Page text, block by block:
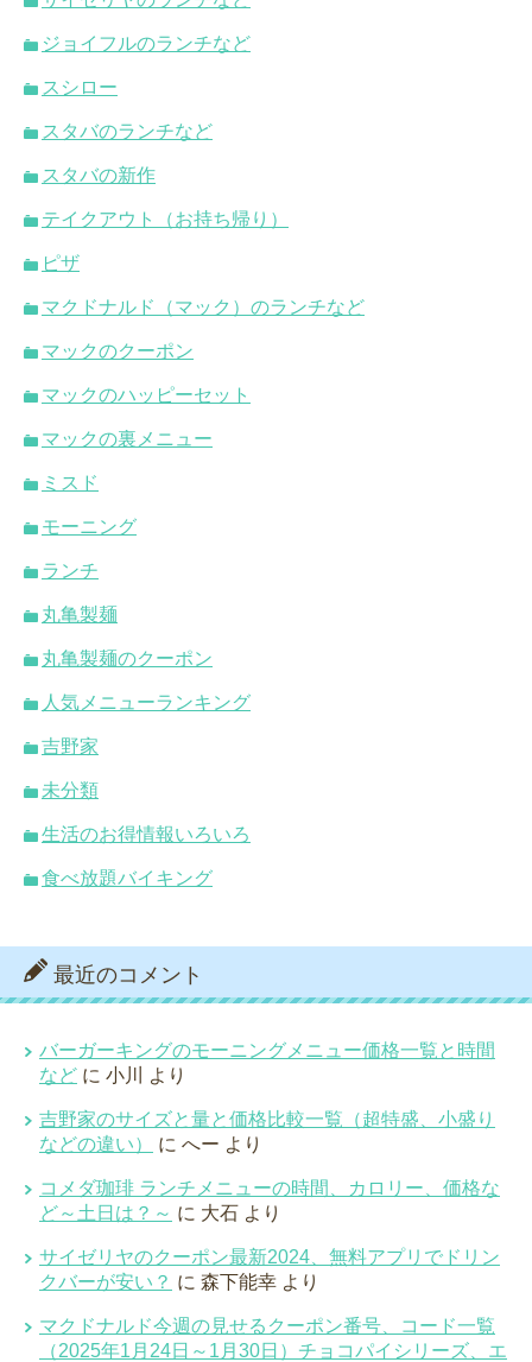
ジョイフルのランチなど
スシロー
スタバのランチなど
スタバの新作
テイクアウト（お持ち帰り）
ピザ
マクドナルド（マック）のランチなど
マックのクーポン
マックのハッピーセット
マックの裏メニュー
ミスド
モーニング
ランチ
丸亀製麺
丸亀製麺のクーポン
人気メニューランキング
吉野家
未分類
生活のお得情報いろいろ
食べ放題バイキング
最近のコメント
バーガーキングのモーニングメニュー価格一覧と時間
など に 小川 より
吉野家のサイズと量と価格比較一覧（超特盛、小盛り
などの違い）
に へー より
コメダ珈琲 ランチメニューの時間、カロリー、価格な
ど～土日は？～ に 大石 より
サイゼリヤのクーポン最新2024、無料アプリでドリン
クバーが安い？ に 森下能幸 より
マクドナルド今週の見せるクーポン番号、コード一覧
（2025年1月24日～1月30日）チョコパイシリーズ、エ